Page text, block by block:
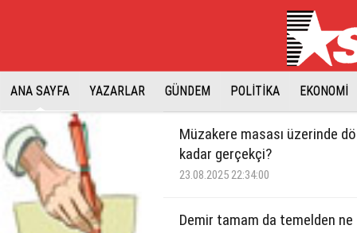
ANA SAYFA YAZARLAR GÜNDEM POLİTİKA EKONOMİ
Müzakere masası üzerinde
kadar gerçekçi?
23.08.2025 22:34:00
Demir tamam da temelden ne